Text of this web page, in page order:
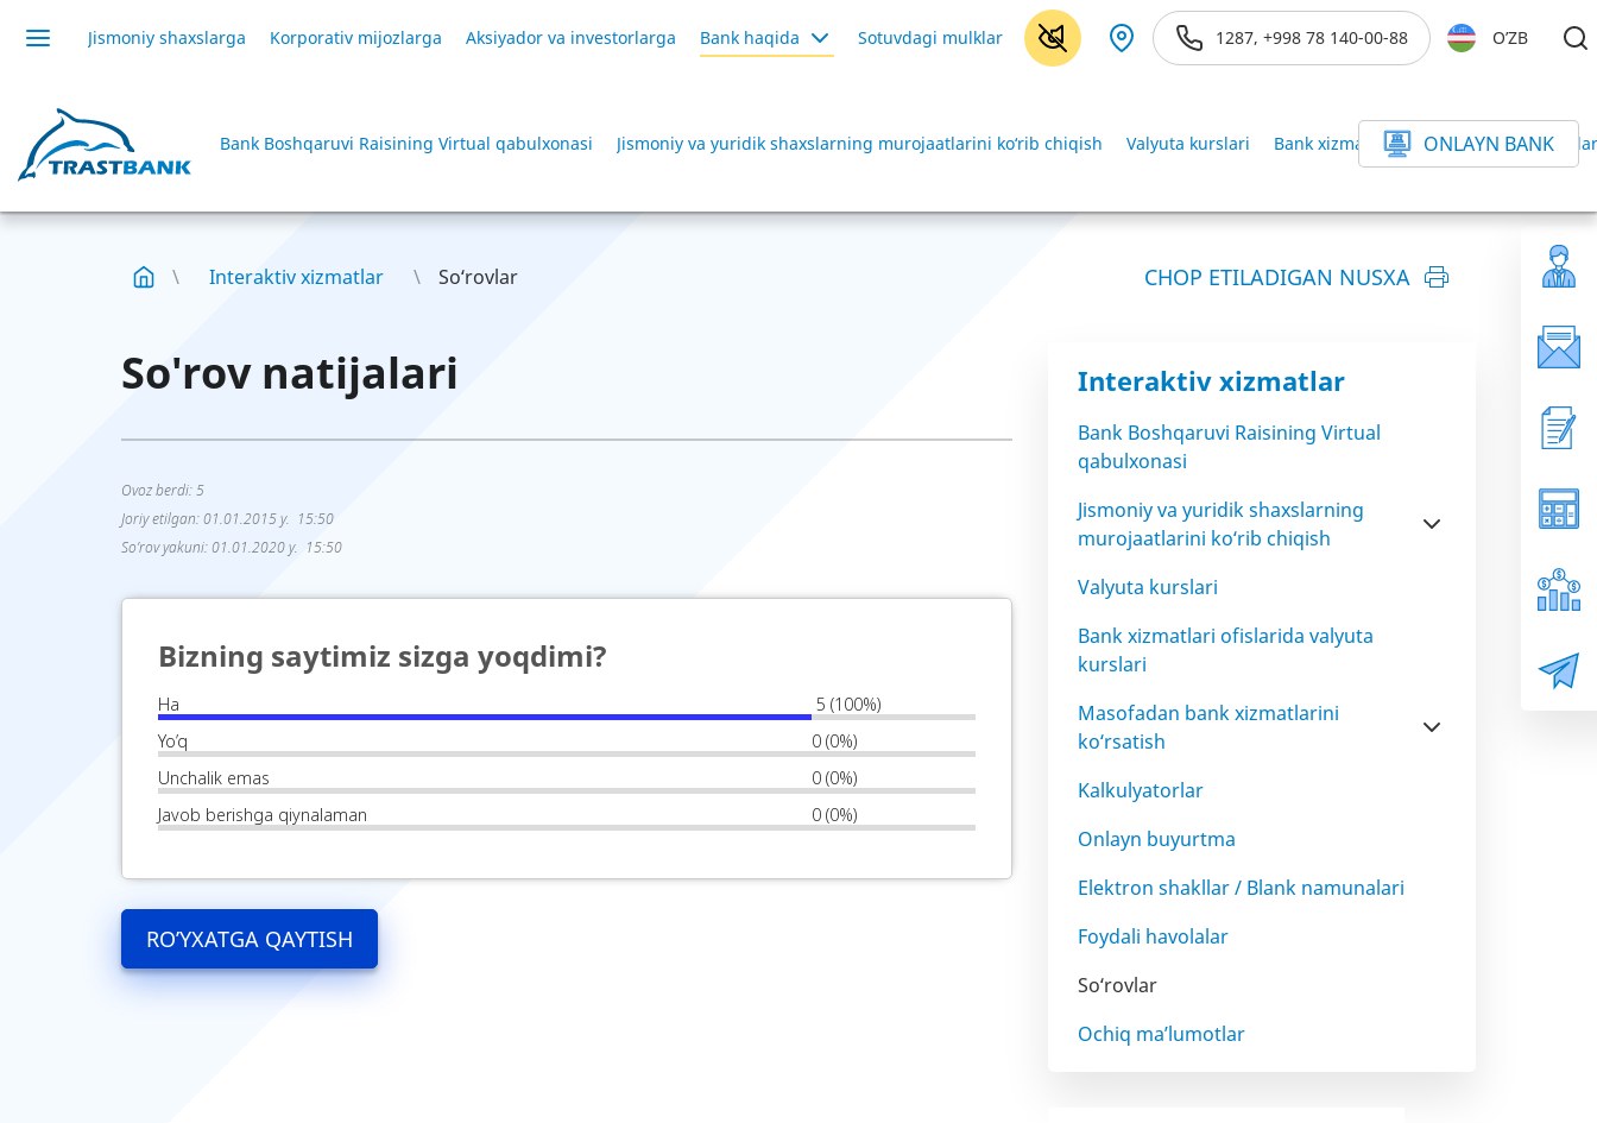
Jismoniy shaxslarga Korporativ mijozlarga Aksiyador va investorlarga Bank haqida Sotuvdagi mulklar 1287, +998 78 140-00-88 O’ZB
Bank Boshqaruvi Raisining Virtual qabulxonasi Jismoniy va yuridik shaxslarning murojaatlarini ko‘rib chiqish Valyuta kurslari Bank xizmatlari ofislarida valyuta
ONLAYN BANK
Interaktiv xizmatlar So‘rovlar CHOP ETILADIGAN NUSXA
So'rov natijalari
Ovoz berdi:5
Joriy etilgan: 01.01.2015 y. 15:50
So’rov yakuni: 01.01.2020 y. 15:50
Bizning saytimiz sizga yoqdimi?
Ha
5 (100%)
Yo’q
0 (0%)
Unchalik emas
0 (0%)
Javob berishga qiynalaman
0 (0%)
RO’YXATGA QAYTISH
Interaktiv xizmatlar
Bank Boshqaruvi Raisining Virtual
qabulxonasi
Jismoniy va yuridik shaxslarning
murojaatlarini ko‘rib chiqish
Valyuta kurslari
Bank xizmatlari ofislarida valyuta
kurslari
Masofadan bank xizmatlarini
ko‘rsatish
Kalkulyatorlar
Onlayn buyurtma
Elektron shakllar / Blank namunalari
Foydali havolalar
So‘rovlar
Ochiq ma’lumotlar